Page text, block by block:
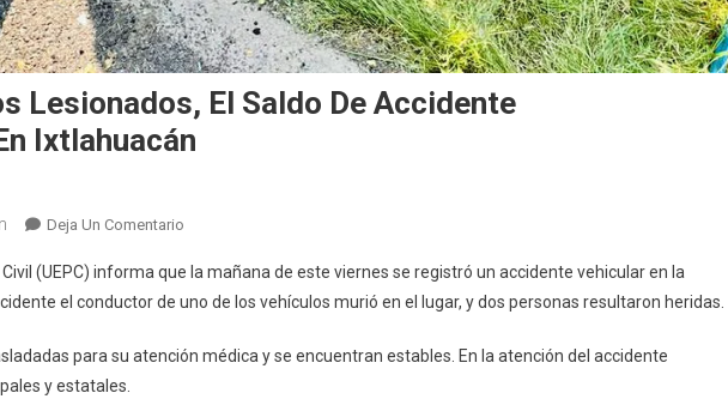
Lesionados, El Saldo De Accidente
Ixtlahuacán
Deja Un Comentario
Fallecido
Y
Lesionados,
(UEPC) informa que la mañana de este viernes se registró un accidente vehicular en la
el conductor de uno de los vehículos murió en el lugar, y dos personas resultaron heridas.
para su atención médica y se encuentran estables. En la atención del accidente
y estatales.